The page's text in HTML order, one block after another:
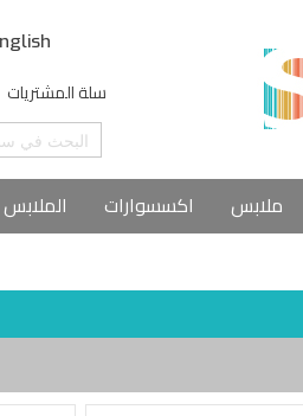
سلة المشتريات
ملابس اكسسوارات الملابس